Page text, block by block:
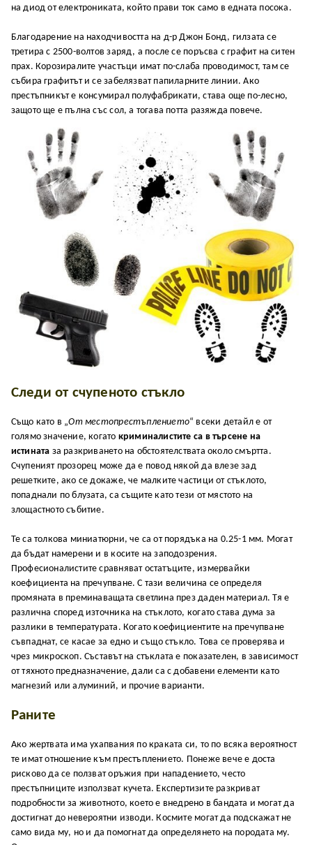
на диод от електрониката, който прави ток само в едната посока.
Благодарение на находчивостта на д-р Джон Бонд, гилзата се
третира с 2500-волтов заряд, а после се поръсва с графит на ситен
прах. Корозиралите участъци имат по-слаба проводимост, там се
събира графитът и се забелязват папиларните линии. Ако
престъпникът е консумирал полуфабрикати, става още по-лесно,
защото ще е пълна със сол, а тогава потта разяжда повече.
Следи от счупеното стъкло
Също като в „От местопрестъплението“ всеки детайл е от
голямо значение, когато криминалистите са в търсене на
истината за разкриването на обстоятелствата около смъртта.
Счупеният прозорец може да е повод някой да влезе зад
решетките, ако се докаже, че малките частици от стъклото,
попаднали по блузата, са същите като тези от мястото на
злощастното събитие.
Те са толкова миниатюрни, че са от порядъка на 0.25-1 мм. Могат
да бъдат намерени и в косите на заподозрения.
Професионалистите сравняват остатъците, измервайки
коефициента на пречупване. С тази величина се определя
промяната в преминаващата светлина през даден материал. Тя е
различна според източника на стъклото, когато става дума за
разлики в температурата. Когато коефициентите на пречупване
съвпаднат, се касае за едно и също стъкло. Това се проверява и
чрез микроскоп. Съставът на стъклата е показателен, в зависимост
от тяхното предназначение, дали са с добавени елементи като
магнезий или алуминий, и прочие варианти.
Раните
Ако жертвата има ухапвания по краката си, то по всяка вероятност
те имат отношение към престъплението. Понеже вече е доста
рисково да се ползват оръжия при нападението, често
престъпниците използват кучета. Експертизите разкриват
подробности за животното, което е внедрено в бандата и могат да
достигнат до невероятни изводи. Космите могат да подскажат не
само вида му, но и да помогнат да определянето на породата му.